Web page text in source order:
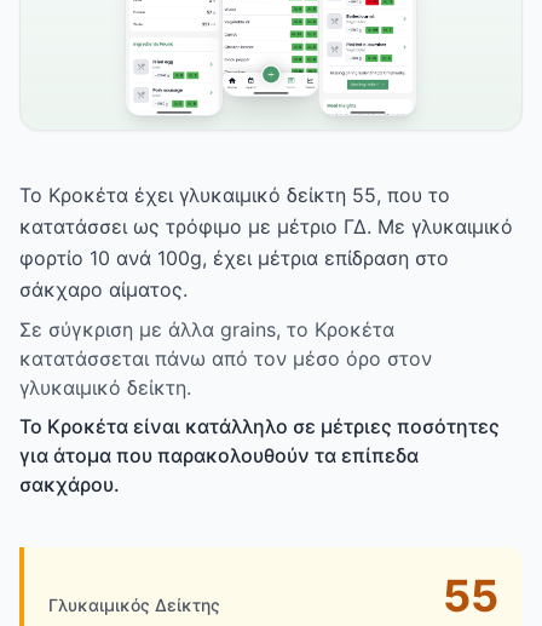
Το Κροκέτα έχει γλυκαιμικό δείκτη 55, που το
κατατάσσει ως τρόφιμο με μέτριο ΓΔ. Με γλυκαιμικό
φορτίο 10 ανά 100g, έχει μέτρια επίδραση στο
σάκχαρο αίματος.
Σε σύγκριση με άλλα grains, το Κροκέτα
κατατάσσεται πάνω από τον μέσο όρο στον
γλυκαιμικό δείκτη.
Το Κροκέτα είναι κατάλληλο σε μέτριες ποσότητες
για άτομα που παρακολουθούν τα επίπεδα
σακχάρου.
Γλυκαιμικός Δείκτης 55